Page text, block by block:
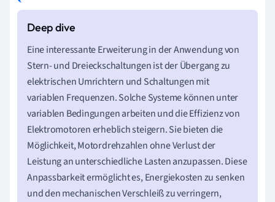
Eine interessante Erweiterung in der Anwendung von
Stern- und Dreieckschaltungen ist der Übergang zu
elektrischen Umrichtern und Schaltungen mit
variablen Frequenzen. Solche Systeme können unter
variablen Bedingungen arbeiten und die Effizienz von
Elektromotoren erheblich steigern. Sie bieten die
Möglichkeit, Motordrehzahlen ohne Verlust der
Leistung an unterschiedliche Lasten anzupassen. Diese
Anpassbarkeit ermöglicht es, Energiekosten zu senken
und den mechanischen Verschleiß zu verringern,